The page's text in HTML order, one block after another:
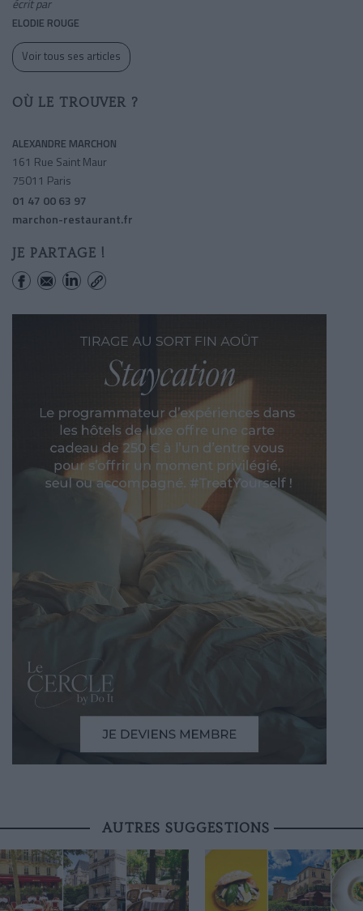
ELODIE ROUGE
Voir tous ses articles
OÙ LE TROUVER ?
ALEXANDRE MARCHON
161 Rue Saint Maur
75011 Paris
01 47 00 63 97
marchon-restaurant.fr
JE PARTAGE !
AUTRES SUGGESTIONS